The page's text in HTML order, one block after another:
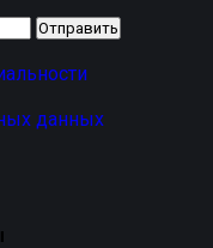
данных